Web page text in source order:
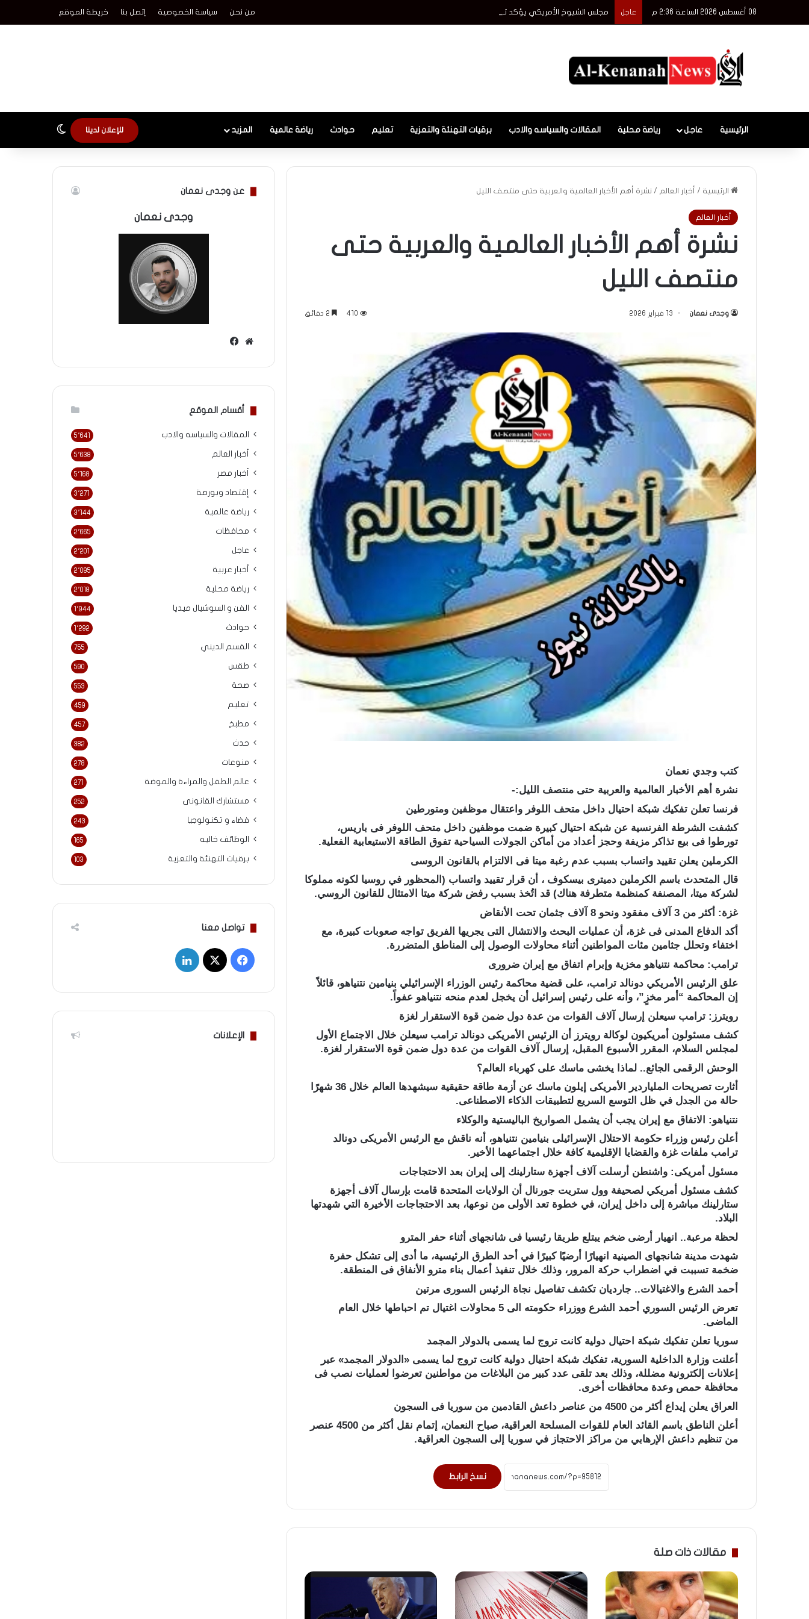
08 أغسطس 2026 الساعة 2:36 م عاجل مجلس الشيوخ الأمريكي يؤكد ترشيح بلانش لمنصب المدعي العام من نحن سياسة الخصوصية إتصل بنا خريطة الموقع
الرئيسية عاجل رياضة محلية المقالات والسياسه والادب برقيات التهنئة والتعزية تعليم حوادث رياضة عالمية المزيد للإعلان لدينا الوضع المظلم
الرئيسية / أخبار العالم / نشرة أهم الأخبار العالمية والعربية حتى منتصف الليل
أخبار العالم
نشرة أهم الأخبار العالمية والعربية حتى
منتصف الليل
وجدى نعمان 13 فبراير 2026 410
كتب وجدي نعمان
نشرة أهم الأخبار العالمية والعربية حتى منتصف الليل:-
فرنسا تعلن تفكيك شبكة احتيال داخل متحف اللوفر واعتقال موظفين ومتورطين
كشفت الشرطة الفرنسية عن شبكة احتيال كبيرة ضمت موظفين داخل متحف اللوفر فى باريس،
تورطوا فى بيع تذاكر مزيفة وحجز أعداد من أماكن الجولات السياحية تفوق الطاقة الاستيعابية الفعلية.
الكرملين يعلن تقييد واتساب بسبب عدم رغبة ميتا فى الالتزام بالقانون الروسى
قال المتحدث باسم الكرملين دميترى بيسكوف ، أن قرار تقييد واتساب (المحظور في روسيا لكونه مملوكا
لشركة ميتا، المصنفة كمنظمة متطرفة هناك) قد اتُخذ بسبب رفض شركة ميتا الامتثال للقانون الروسي.
غزة: أكثر من 3 آلاف مفقود ونحو 8 آلاف جثمان تحت الأنقاض
أكد الدفاع المدنى فى غزة، أن عمليات البحث والانتشال التى يجريها الفريق تواجه صعوبات كبيرة، مع
اختفاء وتحلل جثامين مئات المواطنين أثناء محاولات الوصول إلى المناطق المتضررة.
ترامب: محاكمة نتنياهو مخزية وإبرام اتفاق مع إيران ضرورى
علق الرئيس الأمريكي دونالد ترامب، على قضية محاكمة رئيس الوزراء الإسرائيلي بنيامين نتنياهو، قائلاً
إن المحاكمة “أمر مخزٍ”، وأنه على رئيس إسرائيل أن يخجل لعدم منحه نتنياهو عفواً.
رويترز: ترامب سيعلن إرسال آلاف القوات من عدة دول ضمن قوة الاستقرار لغزة
كشف مسئولون أمريكيون لوكالة رويترز أن الرئيس الأمريكى دونالد ترامب سيعلن خلال الاجتماع الأول
لمجلس السلام، المقرر الأسبوع المقبل، إرسال آلاف القوات من عدة دول ضمن قوة الاستقرار لغزة.
الوحش الرقمى الجائع.. لماذا يخشى ماسك على كهرباء العالم؟
أثارت تصريحات الملياردير الأمريكى إيلون ماسك عن أزمة طاقة حقيقية سيشهدها العالم خلال 36 شهرًا
حالة من الجدل في ظل التوسع السريع لتطبيقات الذكاء الاصطناعى.
نتنياهو: الاتفاق مع إيران يجب أن يشمل الصواريخ الباليستية والوكلاء
أعلن رئيس وزراء حكومة الاحتلال الإسرائيلى بنيامين نتنياهو، أنه ناقش مع الرئيس الأمريكى دونالد
ترامب ملفات غزة والقضايا الإقليمية كافة خلال اجتماعهما الأخير.
مسئول أمريكى: واشنطن أرسلت آلاف أجهزة ستارلينك إلى إيران بعد الاحتجاجات
كشف مسئول أمريكي لصحيفة وول ستريت جورنال أن الولايات المتحدة قامت بإرسال آلاف أجهزة
ستارلينك مباشرة إلى داخل إيران، في خطوة تعد الأولى من نوعها، بعد الاحتجاجات الأخيرة التي شهدتها
البلاد.
لحظة مرعبة.. انهيار أرضى ضخم يبتلع طريقا رئيسيا فى شانجهاى أثناء حفر المترو
شهدت مدينة شانجهاى الصينية انهيارًا أرضيًا كبيرًا في أحد الطرق الرئيسية، ما أدى إلى تشكل حفرة
ضخمة تسببت في اضطراب حركة المرور، وذلك خلال تنفيذ أعمال بناء مترو الأنفاق فى المنطقة.
أحمد الشرع والاغتيالات.. جارديان تكشف تفاصيل نجاة الرئيس السورى مرتين
تعرض الرئيس السوري أحمد الشرع ووزراء حكومته الى 5 محاولات اغتيال تم احباطها خلال العام
الماضى.
سوريا تعلن تفكيك شبكة احتيال دولية كانت تروج لما يسمى بالدولار المجمد
أعلنت وزارة الداخلية السورية، تفكيك شبكة احتيال دولية كانت تروج لما يسمى «الدولار المجمد» عبر
إعلانات إلكترونية مضللة، وذلك بعد تلقى عدد كبير من البلاغات من مواطنين تعرضوا لعمليات نصب فى
محافظة حمص وعدة محافظات أخرى.
العراق يعلن إيداع أكثر من 4500 من عناصر داعش القادمين من سوريا فى السجون
أعلن الناطق باسم القائد العام للقوات المسلحة العراقية، صباح النعمان، إتمام نقل أكثر من 4500 عنصر
من تنظيم داعش الإرهابي من مراكز الاحتجاز في سوريا إلى السجون العراقية.
نسخ الرابط
مقالات ذات صلة
عن وجدى نعمان
وجدى نعمان
موقع
أقسام الموقع
المقالات والسياسه والادب 5٬641
أخبار العالم 5٬638
أخبار مصر 5٬168
إقتصاد وبورصة 3٬271
رياضة عالمية 3٬144
محافظات 2٬665
عاجل 2٬201
أخبار عربية 2٬095
رياضة محلية 2٬018
الفن و السوشيال ميديا 1٬944
حوادث 1٬292
القسم الديني 755
طقس 590
صحة 553
تعليم 459
مطبخ 457
حدث 382
منوعات 278
عالم الطفل والمراءة والموضة 271
مستشارك القانونى 252
فضاء و تكنولوجيا 243
الوظائف خاليه 165
برقيات التهنئة والتعزية 103
تواصل معنا
فيسبوك
‫X لينكدإن
الإعلانات